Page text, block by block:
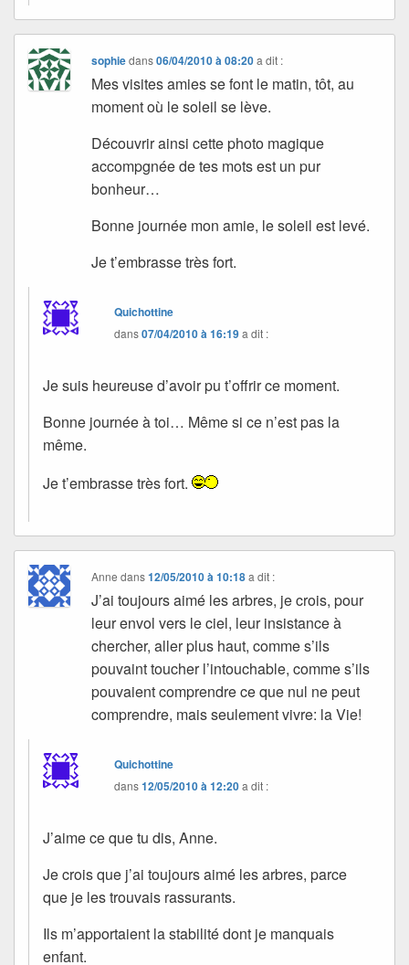
sophiedans06/04/2010 à 08:20 a dit :
Mes visites amies se font le matin, tôt, au
moment où le soleil se lève.
Découvrir ainsi cette photo magique
accompgnée de tes mots est un pur
bonheur…
Bonne journée mon amie, le soleil est levé.
Je t’embrasse très fort.
Quichottine
dans07/04/2010 à 16:19a dit :
Je suis heureuse d’avoir pu t’offrir ce moment.
Bonne journée à toi… Même si ce n’est pas la
même.
Je t’embrasse très fort.
Anne dans12/05/2010 à 10:18 a dit :
J’ai toujours aimé les arbres, je crois, pour
leur envol vers le ciel, leur insistance à
chercher, aller plus haut, comme s’ils
pouvaint toucher l’intouchable, comme s’ils
pouvaient comprendre ce que nul ne peut
comprendre, mais seulement vivre: la Vie!
Quichottine
dans12/05/2010 à 12:20a dit :
J’aime ce que tu dis, Anne.
Je crois que j’ai toujours aimé les arbres, parce
que je les trouvais rassurants.
Ils m’apportaient la stabilité dont je manquais
enfant.